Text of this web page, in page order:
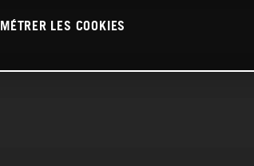
LES COOKIES